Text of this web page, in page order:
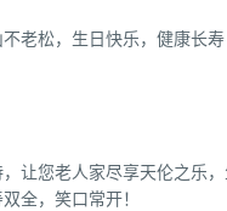
老松，生日快乐，健康长寿
让您老人家尽享天伦之乐，
全，笑口常开！